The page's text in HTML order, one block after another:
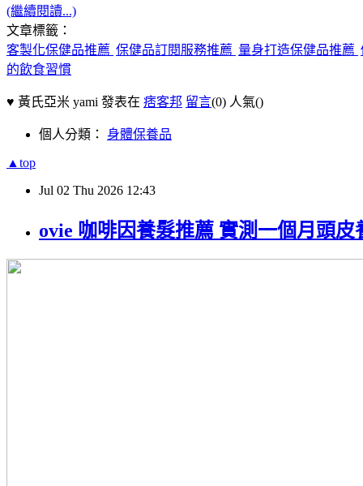
(繼續閱讀...)
文章標籤：
客製化保健品推薦 保健品訂閱服務推薦 量身打造保健品推薦
的飲食習慣
♥ 黃氏亞米 yami 發表在 痞客邦 留言(0) 人氣()
個人分類： 身體保養品
▲top
Jul 02 Thu 2026 12:43
ovie 咖啡因養髮推薦 實測一個月頭